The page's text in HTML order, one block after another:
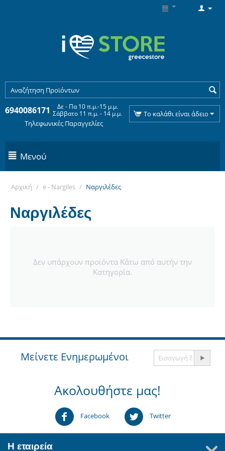
6940086171
Δε - Πα 10 π.μ.-15 μ.μ.
Σάββατο 11 π.μ. - 14 μ.μ.
Τηλεφωνικές Παραγγελίες
Το καλάθι είναι άδειο
Μενού
Αρχική / e - Nargiles / Ναργιλέδες
Ναργιλέδες
Δεν υπάρχουν προϊόντα Κάτω από αυτήν την
Κατηγορία.
Μείνετε Ενημερωμένοι
Ακολουθήστε μας!
Facebook Twitter
Η εταιρεία